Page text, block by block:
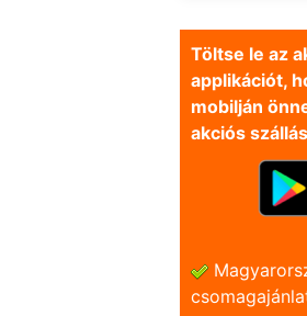
Töltse le az
applikációt,
mobilján
akciós